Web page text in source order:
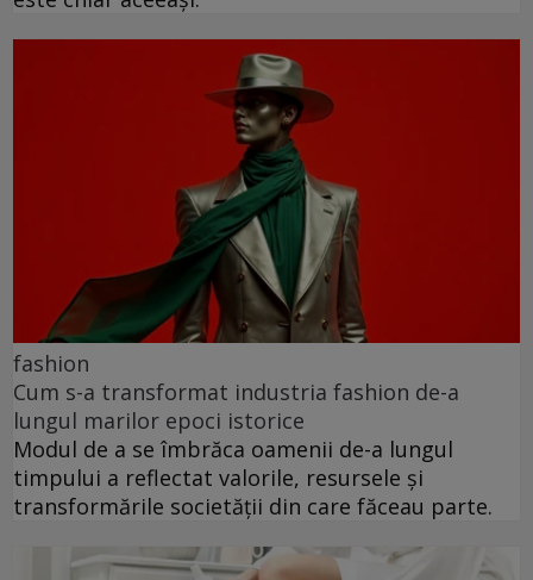
fashion
Cum s-a transformat industria fashion de-a
lungul marilor epoci istorice
Modul de a se îmbrăca oamenii de-a lungul
timpului a reflectat valorile, resursele și
transformările societății din care făceau parte.